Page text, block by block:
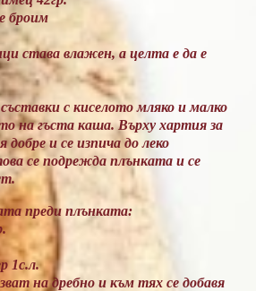
броим
става влажен, а целта е да е
с киселото мляко и малко
на гъста каша. Върху хартия за
добре и се изпича до леко
се подрежда плънката и се
преди плънката:
1с.л.
на дребно и към тях се добавя